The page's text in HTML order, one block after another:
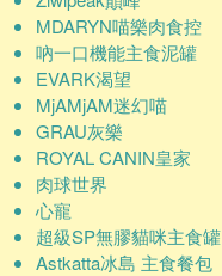
MDARYN喵樂肉食控
吶一口機能主食泥罐
EVARK渴望
MjAMjAM迷幻喵
GRAU灰樂
ROYAL CANIN皇家
肉球世界
心寵
超級SP無膠貓咪主食罐
Astkatta冰島 主食餐包